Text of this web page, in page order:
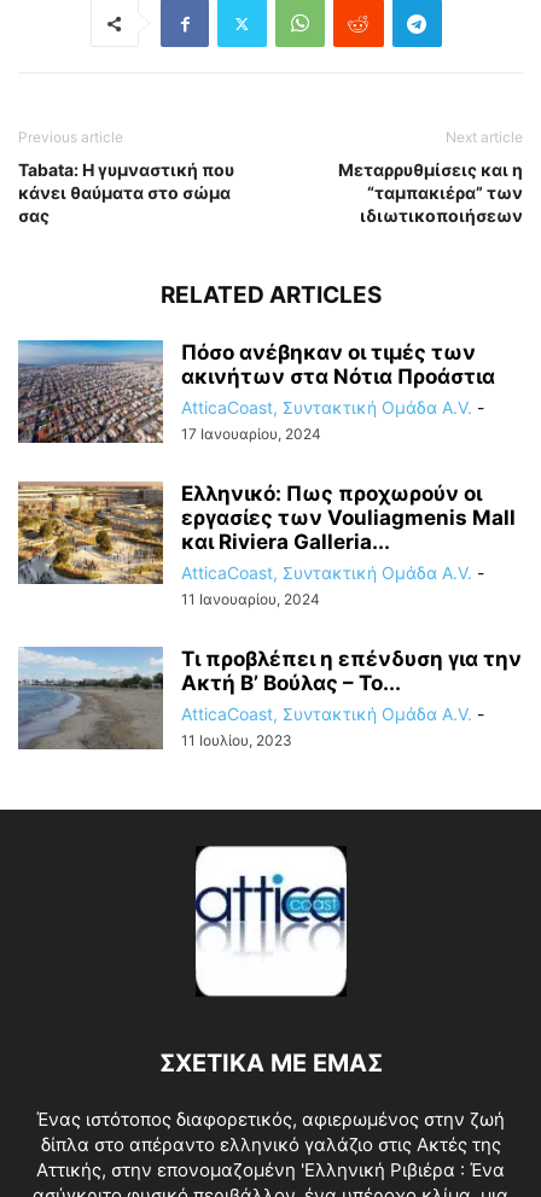
Previous article
Tabata: Η γυμναστική που
κάνει θαύματα στο σώμα
σας
Next article
Μεταρρυθμίσεις και η
“ταμπακιέρα” των
ιδιωτικοποιήσεων
RELATED ARTICLES
Πόσο ανέβηκαν οι τιμές των
ακινήτων στα Νότια Προάστια
AtticaCoast, Συντακτική Ομάδα A.V. -
17 Ιανουαρίου, 2024
Ελληνικό: Πως προχωρούν οι
εργασίες των Vouliagmenis Mall
και Riviera Galleria...
AtticaCoast, Συντακτική Ομάδα A.V. -
11 Ιανουαρίου, 2024
Τι προβλέπει η επένδυση για την
Ακτή Β’ Βούλας – Το...
AtticaCoast, Συντακτική Ομάδα A.V. -
11 Ιουλίου, 2023
ΣΧΕΤΙΚΑ ΜΕ ΕΜΑΣ
Ένας ιστότοπος διαφορετικός, αφιερωμένος στην ζωή
δίπλα στο απέραντο ελληνικό γαλάζιο στις Ακτές της
Αττικής, στην επονομαζομένη 'Ελληνική Ριβιέρα : Ένα